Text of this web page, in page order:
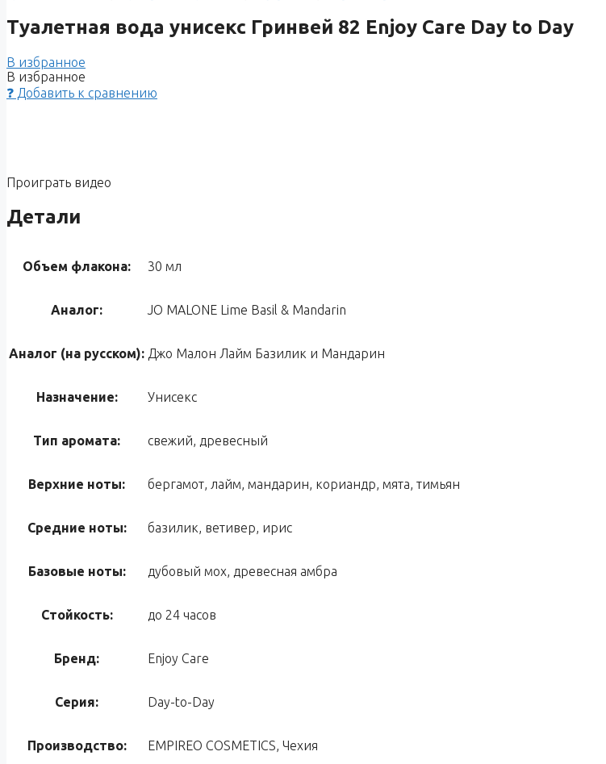
Туалетная вода унисекс Гринвей 82 Enjoy Care Day to Day
В избранное
В избранное
❓ Добавить к сравнению
Проиграть видео
Детали
Объем флакона: 30 мл
Аналог: JO MALONE Lime Basil & Mandarin
Аналог (на русском): Джо Малон Лайм Базилик и Мандарин
Назначение: Унисекс
Тип аромата: свежий, древесный
Верхние ноты: бергамот, лайм, мандарин, кориандр, мята, тимьян
Средние ноты: базилик, ветивер, ирис
Базовые ноты: дубовый мох, древесная амбра
Стойкость: до 24 часов
Бренд: Enjoy Care
Серия: Day-to-Day
Производство: EMPIREO COSMETICS, Чехия